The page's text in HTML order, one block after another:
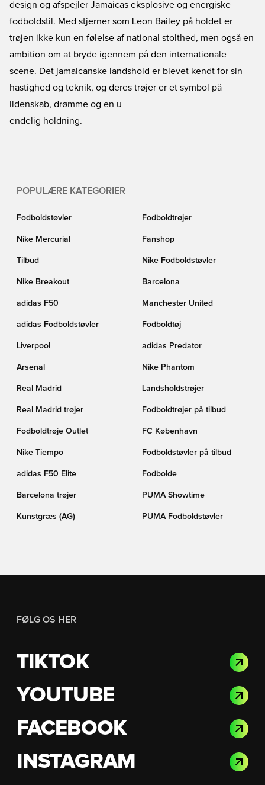
design og afspejler Jamaicas eksplosive og energiske
fodboldstil. Med stjerner som Leon Bailey på holdet er
trøjen ikke kun en følelse af national stolthed, men også en
ambition om at bryde igennem på den internationale
scene. Det jamaicanske landshold er blevet kendt for sin
hastighed og teknik, og deres trøjer er et symbol på
lidenskab, drømme og en u
endelig holdning.
POPULÆRE KATEGORIER
Fodboldstøvler Fodboldtrøjer
Nike Mercurial Fanshop
Tilbud Nike Fodboldstøvler
Nike Breakout Barcelona
adidas F50 Manchester United
adidas Fodboldstøvler Fodboldtøj
Liverpool adidas Predator
Arsenal Nike Phantom
Real Madrid Landsholdstrøjer
Real Madrid trøjer Fodboldtrøjer på tilbud
Fodboldtrøje Outlet FC København
Nike Tiempo Fodboldstøvler på tilbud
adidas F50 Elite Fodbolde
Barcelona trøjer PUMA Showtime
Kunstgræs (AG) PUMA Fodboldstøvler
FØLG OS HER
TIKTOK
YOUTUBE
FACEBOOK
INSTAGRAM